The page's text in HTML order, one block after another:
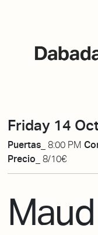
Friday 14
Puertas_ 8:00 PM
Precio_ 8/10€